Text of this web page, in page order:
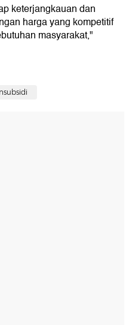
keterjangkauan dan
harga yang kompetitif
masyarakat,"